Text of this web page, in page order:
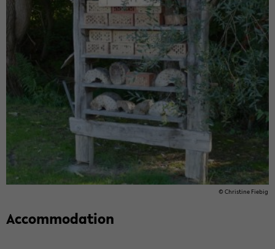
© Chris­tine Fiebig
Ac­com­mo­da­tion